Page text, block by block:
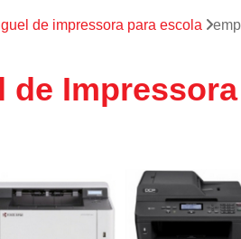
de impressora para escola
de